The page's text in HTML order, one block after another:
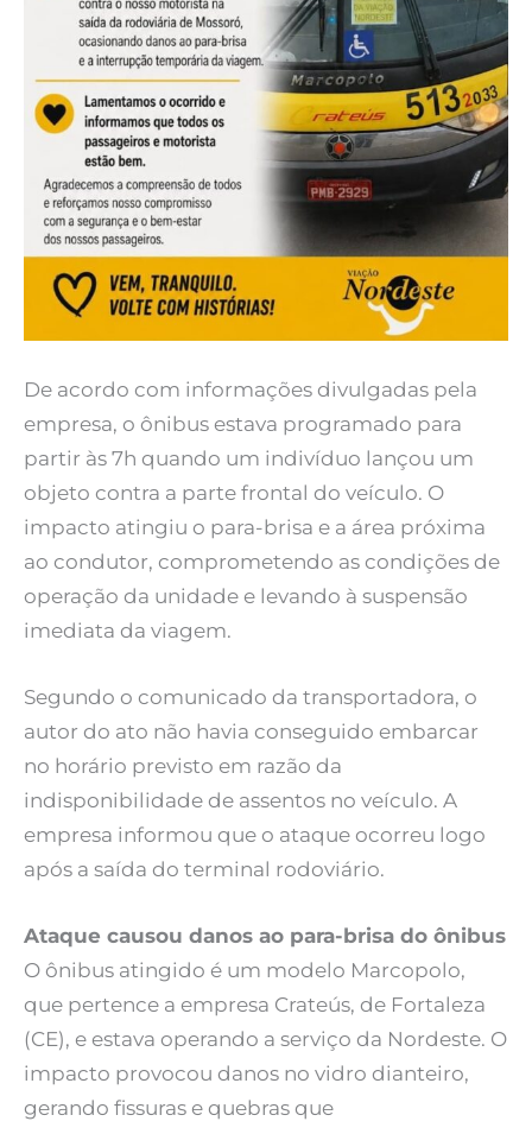
De acordo com informações divulgadas pela
empresa, o ônibus estava programado para
partir às 7h quando um indivíduo lançou um
objeto contra a parte frontal do veículo. O
impacto atingiu o para-brisa e a área próxima
ao condutor, comprometendo as condições de
operação da unidade e levando à suspensão
imediata da viagem.
Segundo o comunicado da transportadora, o
autor do ato não havia conseguido embarcar
no horário previsto em razão da
indisponibilidade de assentos no veículo. A
empresa informou que o ataque ocorreu logo
após a saída do terminal rodoviário.
Ataque causou danos ao para-brisa do ônibus
O ônibus atingido é um modelo Marcopolo,
que pertence a empresa Crateús, de Fortaleza
(CE), e estava operando a serviço da Nordeste. O
impacto provocou danos no vidro dianteiro,
gerando fissuras e quebras que